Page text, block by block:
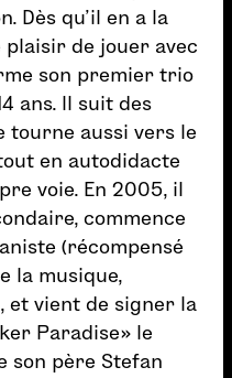
Dès qu’il en a la
de jouer avec
son premier trio
ans. Il suit des
tourne aussi vers le
en autodidacte
voie. En 2005, il
commence
(récompensé
la musique,
et vient de signer la
Paradise» le
son père Stefan